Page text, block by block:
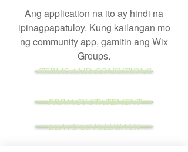
Ang application na ito ay hindi na
ipinagpapatuloy. Kung kailangan mo
ng community app, gamitin ang Wix
Groups.
TERMS AND CONDITIONS
PRIVACY STATEMENT
LEAVE US FEEDBACK